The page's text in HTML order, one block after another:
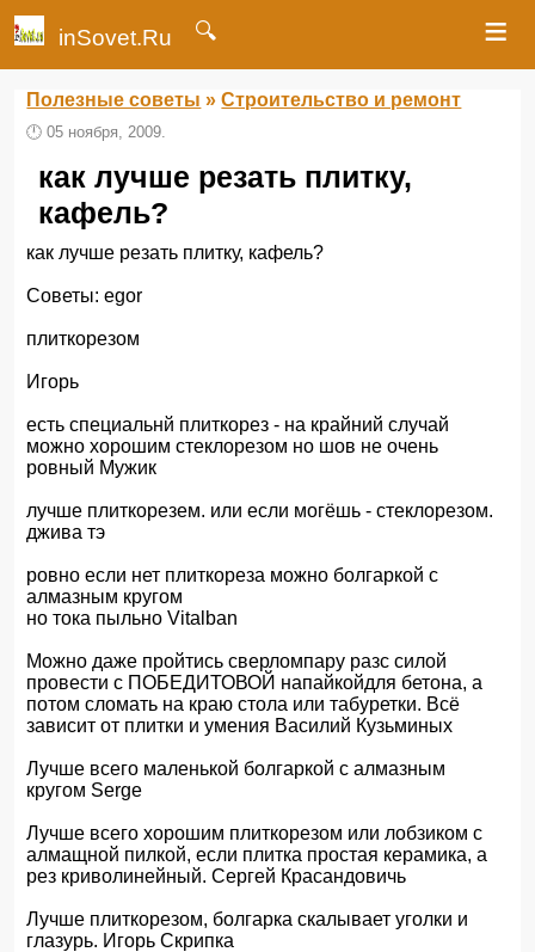
inSovet.Ru 🔍 ≡
Полезные советы »Строительство и ремонт
🕛05 ноября, 2009.
как лучше резать плитку,
кафель?
как лучше резать плитку, кафель?
Советы: egor
плиткорезом
Игорь
есть специальнй плиткорез - на крайний случай
можно хорошим стеклорезом но шов не очень
ровный Мужик
лучше плиткорезем. или если могёшь - стеклорезом.
джива тэ
ровно если нет плиткореза можно болгаркой с
алмазным кругом
но тока пыльно Vitalban
Можно даже пройтись сверломпару разс силой
провести с ПОБЕДИТОВОЙ напайкойдля бетона, а
потом сломать на краю стола или табуретки. Всё
зависит от плитки и умения Василий Кузьминых
Лучше всего маленькой болгаркой с алмазным
кругом Serge
Лучше всего хорошим плиткорезом или лобзиком с
алмащной пилкой, если плитка простая керамика, а
рез криволинейный. Сергей Красандовичь
Лучше плиткорезом, болгарка скалывает уголки и
глазурь. Игорь Скрипка